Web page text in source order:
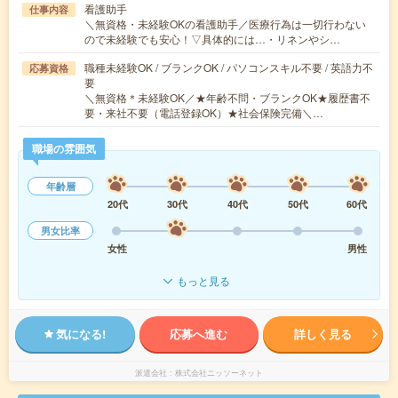
仕事内容
看護助手
＼無資格・未経験OKの看護助手／医療行為は一切行わない
ので未経験でも安心！▽具体的には…・リネンやシ…
応募資格
職種未経験OK / ブランクOK / パソコンスキル不要 / 英語力不
要
＼無資格＊未経験OK／★年齢不問・ブランクOK★履歴書不
要・来社不要（電話登録OK）★社会保険完備＼…
職場の雰囲気
年齢層
20代
30代 40代 50代
60代
男女比率
女性
男性
もっと見る
気になる! 応募へ進む 詳しく見る
派遣会社 株式会社ニッソーネット